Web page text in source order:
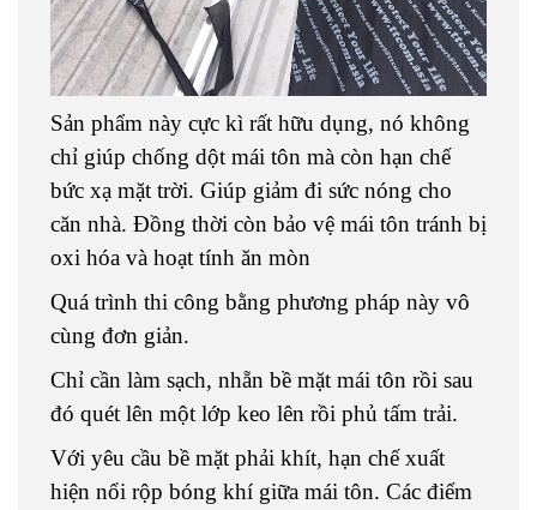
Sản phẩm này cực kì rất hữu dụng, nó không
chỉ giúp chống dột mái tôn mà còn hạn chế
bức xạ mặt trời. Giúp giảm đi sức nóng cho
căn nhà. Đồng thời còn bảo vệ mái tôn tránh bị
oxi hóa và hoạt tính ăn mòn
Quá trình thi công bằng phương pháp này vô
cùng đơn giản.
Chỉ cần làm sạch, nhẵn bề mặt mái tôn rồi sau
đó quét lên một lớp keo lên rồi phủ tấm trải.
Với yêu cầu bề mặt phải khít, hạn chế xuất
hiện nổi rộp bóng khí giữa mái tôn. Các điểm